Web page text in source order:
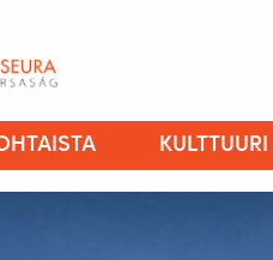
KULTTUURI